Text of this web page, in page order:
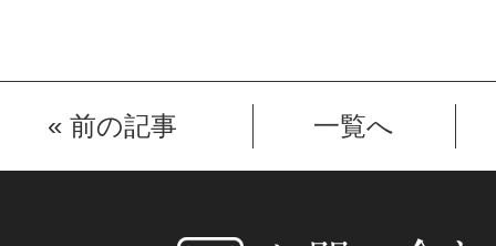
« 前の記事 一覧へ